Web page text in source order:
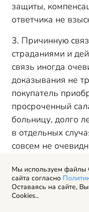
защиты,
ответчика не
3. Причинную
страданиями и
связь иногда
доказывания не
покупатель
просроченный
больницу, долго
в отдельных
совсем не
Также, заявитель
именно ответчик
Мы используем файлы
сайта согласно
Оставаясь на сайте,
Cookies..